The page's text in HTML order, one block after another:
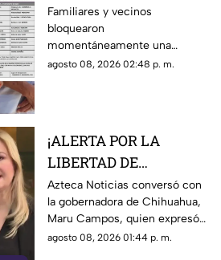
por desaparición de
comerciante; ¿qué exige
su familia?
Familiares y vecinos
bloquearon
momentáneamente una
avenida de Camerino Z.
agosto 08, 2026 02:48 p. m.
¡ALERTA POR LA
LIBERTAD DE
EXPRESIÓN! Maru
Campos advierte
posibles riesgos por
nuevos lineamientos
Azteca Noticias conversó con
la gobernadora de Chihuahua,
Maru Campos, quien expresó
su preocupación por los
agosto 08, 2026 01:44 p. m.